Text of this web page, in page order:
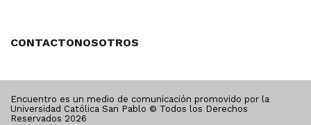
CONTACTONOSOTROS
Encuentro es un medio de comunicación promovido por la
Universidad Católica San Pablo © Todos los Derechos
Reservados 2026